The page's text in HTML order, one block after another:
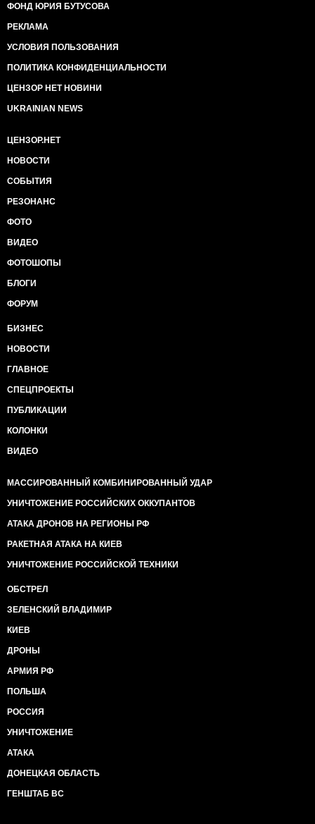
ФОНД ЮРИЯ БУТУСОВА
РЕКЛАМА
УСЛОВИЯ ПОЛЬЗОВАНИЯ
ПОЛИТИКА КОНФИДЕНЦИАЛЬНОСТИ
ЦЕНЗОР НЕТ НОВИНИ
UKRAINIAN NEWS
ЦЕНЗОР.НЕТ
НОВОСТИ
СОБЫТИЯ
РЕЗОНАНС
ФОТО
ВИДЕО
ФОТОШОПЫ
БЛОГИ
ФОРУМ
БИЗНЕС
НОВОСТИ
ГЛАВНОЕ
СПЕЦПРОЕКТЫ
ПУБЛИКАЦИИ
КОЛОНКИ
ВИДЕО
МАССИРОВАННЫЙ КОМБИНИРОВАННЫЙ УДАР
УНИЧТОЖЕНИЕ РОССИЙСКИХ ОККУПАНТОВ
АТАКА ДРОНОВ НА РЕГИОНЫ РФ
РАКЕТНАЯ АТАКА НА КИЕВ
УНИЧТОЖЕНИЕ РОССИЙСКОЙ ТЕХНИКИ
ОБСТРЕЛ
ЗЕЛЕНСКИЙ ВЛАДИМИР
КИЕВ
ДРОНЫ
АРМИЯ РФ
ПОЛЬША
РОССИЯ
УНИЧТОЖЕНИЕ
АТАКА
ДОНЕЦКАЯ ОБЛАСТЬ
ГЕНШТАБ ВС